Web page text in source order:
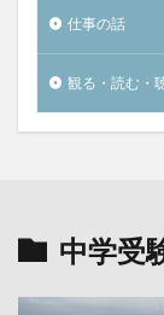
仕事の話
観る・読む・
中学受